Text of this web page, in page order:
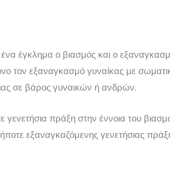
έγκλημα ο βιασμός και ο
τον εξαναγκασμό γυναίκας με
σε βάρος γυναικών ή ανδρών.
πράξη στην έννοια του
εξαναγκαζόμενης γενετήσιας